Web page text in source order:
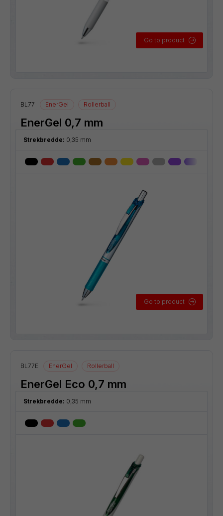
Go to product
BL77 EnerGel Rollerball
EnerGel 0,7 mm
Strekbredde: 0,35 mm
Go to product
BL77E EnerGel Rollerball
EnerGel Eco 0,7 mm
Strekbredde: 0,35 mm